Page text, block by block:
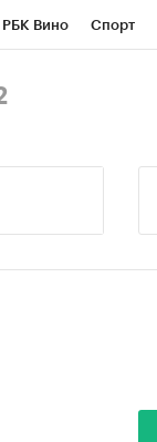
РБК Вино Спорт